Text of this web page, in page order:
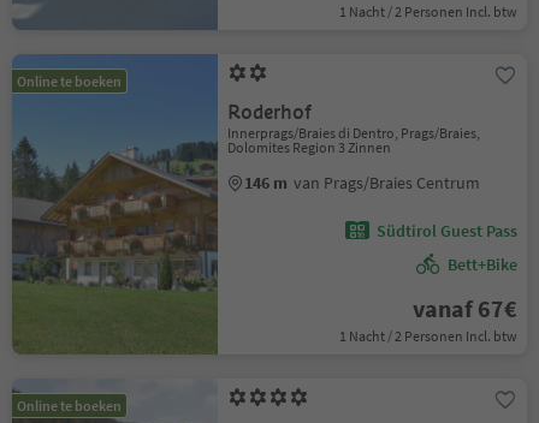
1 Nacht / 2 Personen Incl. btw
Online te boeken
Roderhof
Innerprags/Braies di Dentro, Prags/Braies,
Dolomites Region 3 Zinnen
146 m van Prags/Braies Centrum
Südtirol Guest Pass
Bett+Bike
vanaf 67€
1 Nacht / 2 Personen Incl. btw
Online te boeken